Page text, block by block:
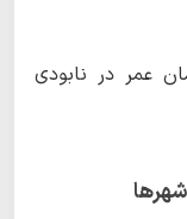
عمر در نابودی